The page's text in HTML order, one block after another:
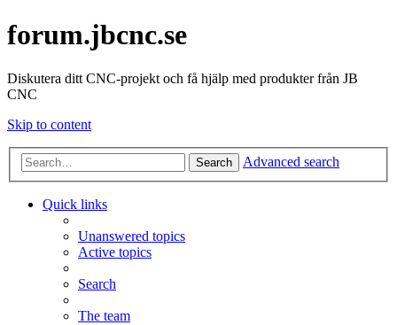
forum.jbcnc.se
Diskutera ditt CNC-projekt och få hjälp med produkter från JB
CNC
Skip to content
Search Advanced search
Quick links
Unanswered topics
Active topics
Search
The team